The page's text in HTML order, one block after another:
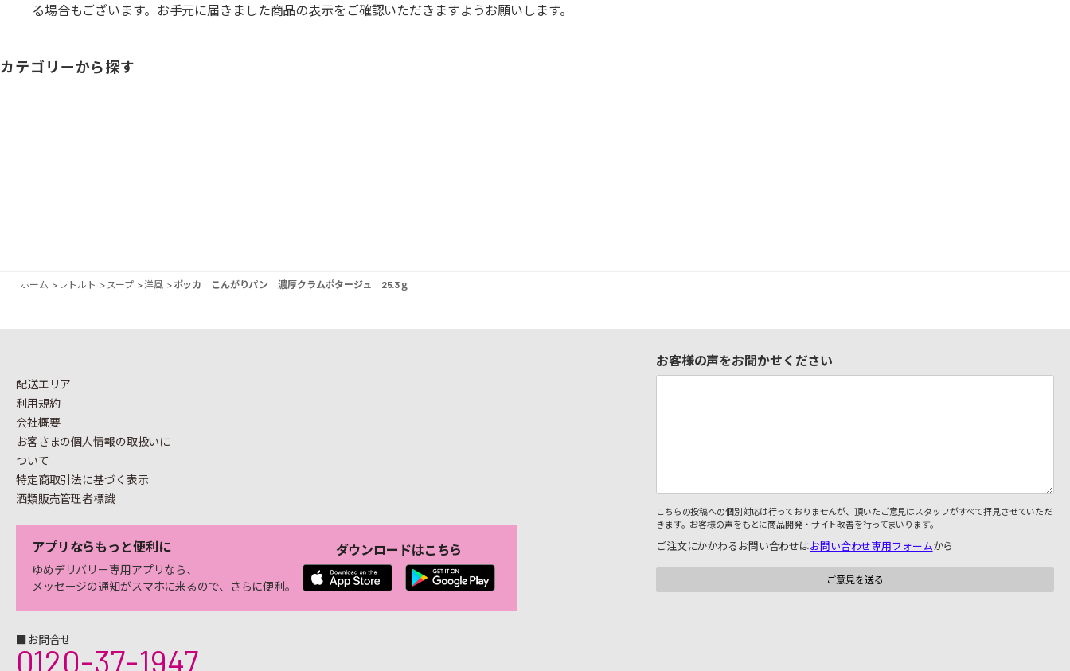
る場合もございます。お手元に届きました商品の表示をご確認いただきますようお願いします。
カテゴリーから探す
ホーム > レトルト > スープ >洋風 > ポッカ こんがりパン 濃厚クラムポタージュ 25.3ｇ
配送エリア
利用規約
会社概要
お客さまの個人情報の取扱いに
ついて
特定商取引法に基づく表示
酒類販売管理者標識
アプリならもっと便利に
ゆめデリバリー専用アプリなら、
メッセージの通知がスマホに来るので、さらに便利。
ダウンロードはこちら
■お問合せ
0120-37-1947
お客様の声をお聞かせください
こちらの投稿への個別対応は行っておりませんが、頂いたご意見はスタッフがすべて拝見させていただ
きます。お客様の声をもとに商品開発・サイト改善を行ってまいります。
ご注文にかかわるお問い合わせはお問い合わせ専用フォームから